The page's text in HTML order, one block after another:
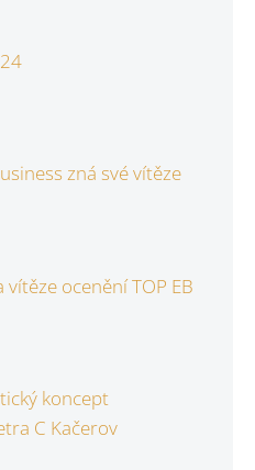
zná své vítěze
ocenění TOP EB
koncept
C Kačerov